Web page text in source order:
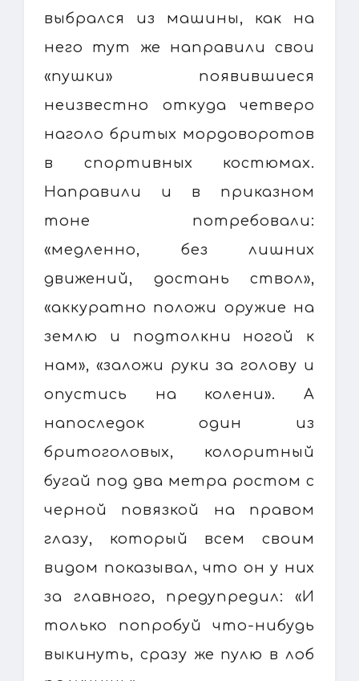
выбрался из машины, как на
него тут же направили свои
«пушки» появившиеся
неизвестно откуда четверо
наголо бритых мордоворотов
в спортивных костюмах.
Направили и в приказном
тоне потребовали:
«медленно, без лишних
движений, достань ствол»,
«аккуратно положи оружие на
землю и подтолкни ногой к
нам», «заложи руки за голову и
опустись на колени». А
напоследок один из
бритоголовых, колоритный
бугай под два метра ростом с
черной повязкой на правом
глазу, который всем своим
видом показывал, что он у них
за главного, предупредил: «И
только попробуй что-нибудь
выкинуть, сразу же пулю в лоб